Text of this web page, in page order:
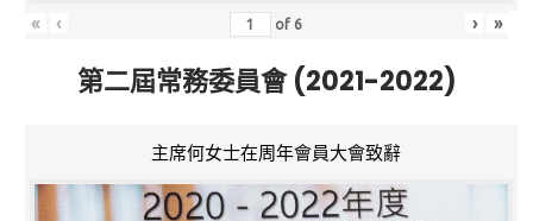
« ‹ of 6 › »
第二屆常務委員會 (2021-2022)
主席何女士在周年會員大會致辭